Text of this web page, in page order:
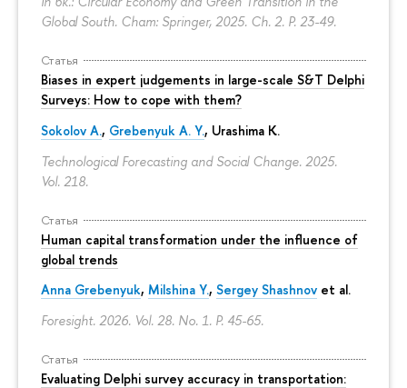
Global South. Cham: Springer, 2025. Ch. 2. P. 23-49.
Статья
Biases in expert judgements in large-scale S&T Delphi
Surveys: How to cope with them?
Sokolov A., Grebenyuk A. Y., Urashima K.
Technological Forecasting and Social Change. 2025.
Vol. 218.
Статья
Human capital transformation under the influence of
global trends
Anna Grebenyuk, Milshina Y., Sergey Shashnov et al.
Foresight. 2026. Vol. 28. No. 1. P. 45-65.
Статья
Evaluating Delphi survey accuracy in transportation: